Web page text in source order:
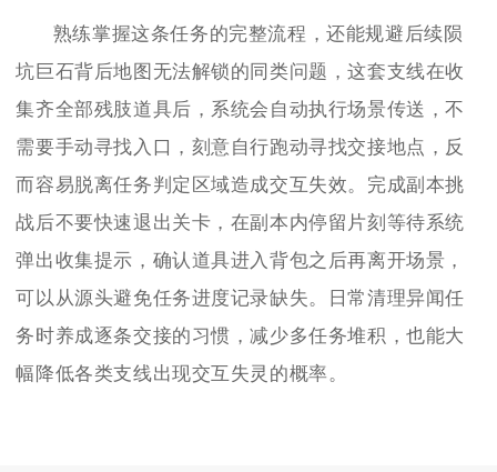
熟练掌握这条任务的完整流程，还能规避后续陨
坑巨石背后地图无法解锁的同类问题，这套支线在收
集齐全部残肢道具后，系统会自动执行场景传送，不
需要手动寻找入口，刻意自行跑动寻找交接地点，反
而容易脱离任务判定区域造成交互失效。完成副本挑
战后不要快速退出关卡，在副本内停留片刻等待系统
弹出收集提示，确认道具进入背包之后再离开场景，
可以从源头避免任务进度记录缺失。日常清理异闻任
务时养成逐条交接的习惯，减少多任务堆积，也能大
幅降低各类支线出现交互失灵的概率。